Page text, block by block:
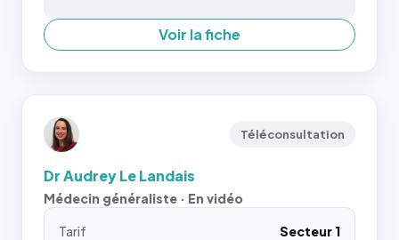
Voir la fiche
Téléconsultation
Dr Audrey Le Landais
Médecin généraliste · En vidéo
Tarif
Secteur 1